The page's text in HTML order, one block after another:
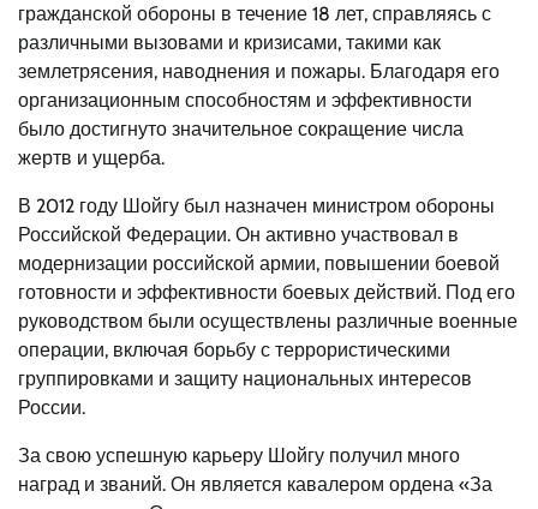
гражданской обороны в течение 18 лет, справляясь с
различными вызовами и кризисами, такими как
землетрясения, наводнения и пожары. Благодаря его
организационным способностям и эффективности
было достигнуто значительное сокращение числа
жертв и ущерба.
В 2012 году Шойгу был назначен министром обороны
Российской Федерации. Он активно участвовал в
модернизации российской армии, повышении боевой
готовности и эффективности боевых действий. Под его
руководством были осуществлены различные военные
операции, включая борьбу с террористическими
группировками и защиту национальных интересов
России.
За свою успешную карьеру Шойгу получил много
наград и званий. Он является кавалером ордена «За